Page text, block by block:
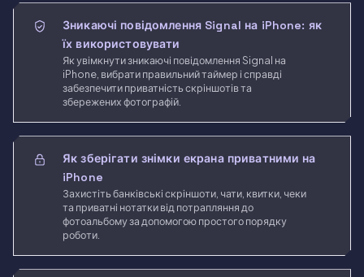
Зникаючі повідомлення Signal на iPhone: як
їх використовувати
Як увімкнути зникаючі повідомлення Signal на
iPhone, вибрати правильний таймер і справді
забезпечити приватність скріншотів та
збережених фотографій.
Як зберігати знімки екрана приватними на
iPhone
Захистіть банківські скріншоти, чати, квитки, чеки
та приватні нотатки від потрапляння до
фотоальбому за допомогою простого порядку
роботи.